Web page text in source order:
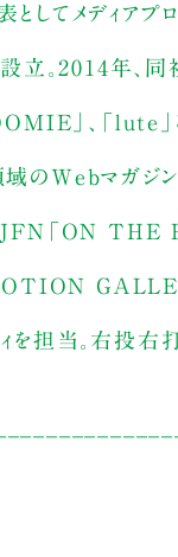
してメディアプロ
立。2014年、同
」、「lute」
域のWebマガジ
JFN「ON THE
を担当。右投右打